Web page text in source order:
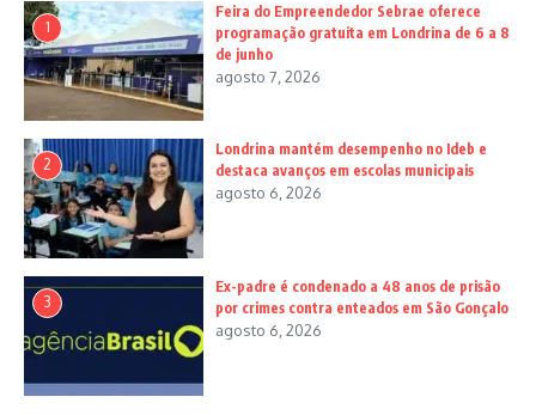
1
Feira do Empreendedor Sebrae oferece
programação gratuita em Londrina de 6 a 8
de junho
agosto 7, 2026
2
Londrina mantém desempenho no Ideb e
destaca avanços em escolas municipais
agosto 6, 2026
3
Ex-padre é condenado a 48 anos de prisão
por crimes contra enteados em São Gonçalo
agosto 6, 2026